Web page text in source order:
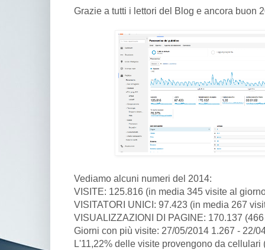
Grazie a tutti i lettori del Blog e ancora buon
Vediamo alcuni numeri del 2014:
VISITE: 125.816 (in media 345 visite al
VISITATORI UNICI: 97.423 (in media 267
VISUALIZZAZIONI DI PAGINE: 170.137
Giorni con più visite: 27/05/2014 1.267 - 22/
L'11,22% delle visite provengono da cellulari